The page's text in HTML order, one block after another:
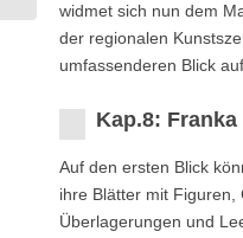
widmet sich nun dem
der regionalen
umfassenderen Blick
Kap.8:
Auf den ersten Blick
ihre Blätter mit
Überlagerungen und